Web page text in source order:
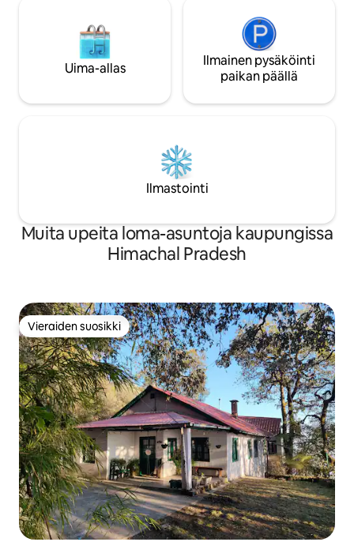
Uima-allas
Ilmainen pysäköinti
paikan päällä
Ilmastointi
Muita upeita loma-asuntoja kaupungissa
Himachal Pradesh
Vieraiden suosikki
Vieraiden suosikki